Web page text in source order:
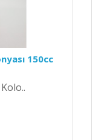
150cc